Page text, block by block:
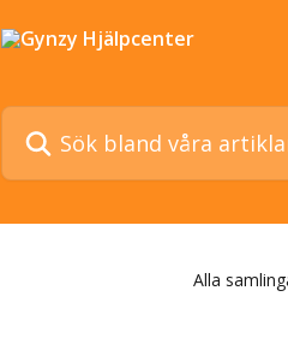
Sök bland våra artiklar …
Alla